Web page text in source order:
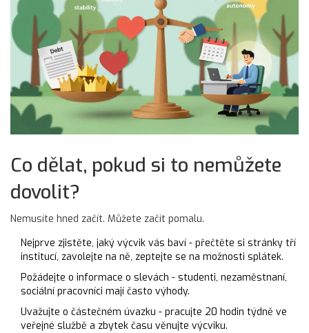
Co dělat, pokud si to nemůžete
dovolit?
Nemusíte hned začít. Můžete začít pomalu.
Nejprve zjistěte, jaký výcvik vás baví - přečtěte si stránky tří
institucí, zavolejte na ně, zeptejte se na možnosti splátek.
Požádejte o informace o slevách - studenti, nezaměstnaní,
sociální pracovníci mají často výhody.
Uvažujte o částečném úvazku - pracujte 20 hodin týdně ve
veřejné službě a zbytek času věnujte výcviku.